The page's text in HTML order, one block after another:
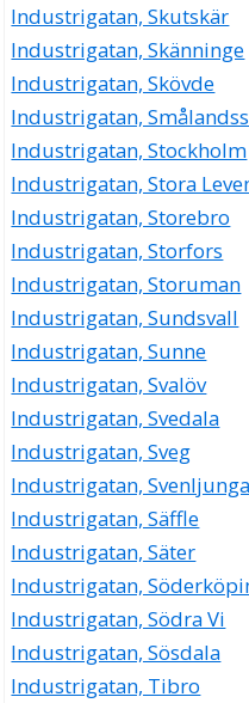
Industrigatan, Skutskär
Industrigatan, Skänninge
Industrigatan, Skövde
Industrigatan,
Industrigatan, Stockholm
Industrigatan, Stora
Industrigatan, Storebro
Industrigatan, Storfors
Industrigatan, Storuman
Industrigatan, Sundsvall
Industrigatan, Sunne
Industrigatan, Svalöv
Industrigatan, Svedala
Industrigatan, Sveg
Industrigatan, Svenljunga
Industrigatan, Säffle
Industrigatan, Säter
Industrigatan,
Industrigatan, Södra Vi
Industrigatan, Sösdala
Industrigatan, Tibro